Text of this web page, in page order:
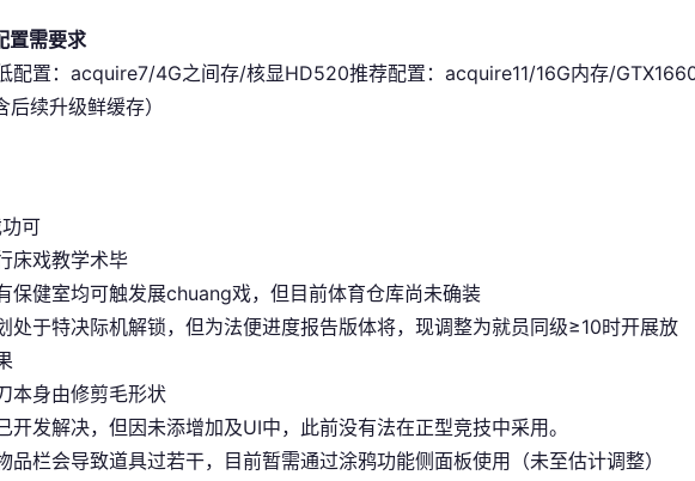
置需要求
配置​​：acquire7/4G之间存/核显HD520​推荐配置​ ：acquire11/16G内存/
续升级鲜缓存）
可
床戏教学术毕
保健室均可触发展chuang戏，但目前体育仓库尚未确装
处于特决际机解锁，但为法便进度报告版体将，现调整为就员同级≥10时开展放
本身由修剪毛形状
开发解决，但因未添增加及UI中，此前没有法在正型竞技中采用。
品栏会导致道具过若干，目前暂需通过涂鸦功能侧面板使用（未至估计调整）